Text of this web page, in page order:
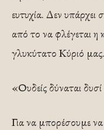
ευτυχία. Δεν
από το να φλέγεται
γλυκύτατο Κύριό μας.
«Ουδείς δύναται
Για να μπορέσουμε